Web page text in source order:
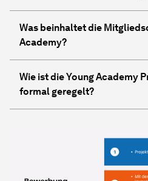
Was beinhaltet die
Academy?
Wie ist die Young Academy
formal geregelt?